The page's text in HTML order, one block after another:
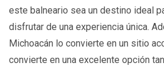
este balneario sea un destino ideal
disfrutar de una experiencia única.
Michoacán lo convierte en un sitio
convierte en una excelente opción